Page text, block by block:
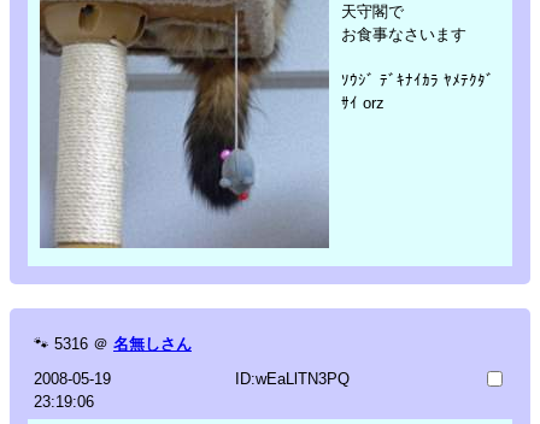
天守閣で
お食事なさいます
ｿｳｼﾞ ﾃﾞｷﾅｲｶﾗ ﾔﾒﾃｸﾀﾞ
ｻｲ orz
🐾 5316 ＠ 名無しさん
2008-05-19
23:19:06
ID:wEaLlTN3PQ